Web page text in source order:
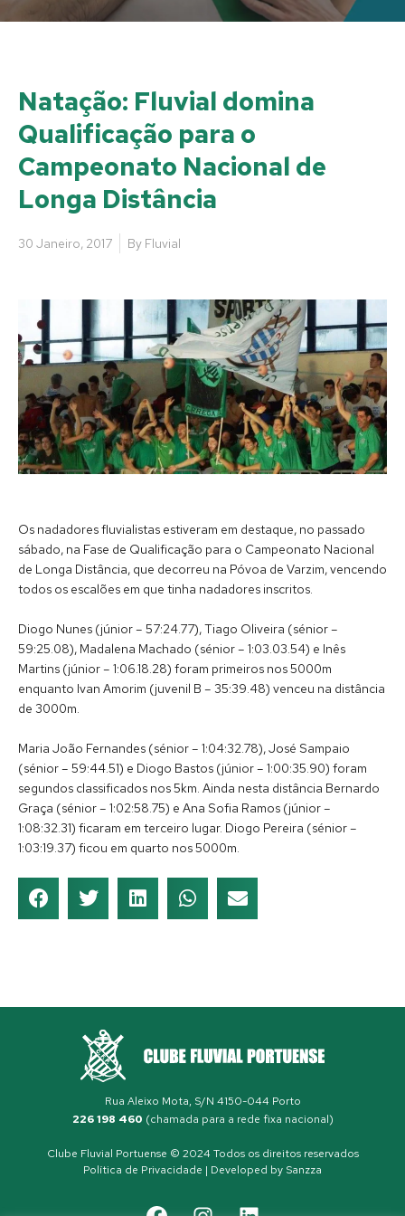
Natação: Fluvial domina
Qualificação para o
Campeonato Nacional de
Longa Distância
30 Janeiro, 2017 By Fluvial
Os nadadores fluvialistas estiveram em destaque, no passado
sábado, na Fase de Qualificação para o Campeonato Nacional
de Longa Distância, que decorreu na Póvoa de Varzim, vencendo
todos os escalões em que tinha nadadores inscritos.
Diogo Nunes (júnior – 57:24.77), Tiago Oliveira (sénior –
59:25.08), Madalena Machado (sénior – 1:03.03.54) e Inês
Martins (júnior – 1:06.18.28) foram primeiros nos 5000m
enquanto Ivan Amorim (juvenil B – 35:39.48) venceu na distância
de 3000m.
Maria João Fernandes (sénior – 1:04:32.78), José Sampaio
(sénior – 59:44.51) e Diogo Bastos (júnior – 1:00:35.90) foram
segundos classificados nos 5km. Ainda nesta distância Bernardo
Graça (sénior – 1:02:58.75) e Ana Sofia Ramos (júnior –
1:08:32.31) ficaram em terceiro lugar. Diogo Pereira (sénior –
1:03:19.37) ficou em quarto nos 5000m.
Rua Aleixo Mota, S/N 4150-044 Porto
226 198 460 (chamada para a rede fixa nacional)
Clube Fluvial Portuense © 2024 Todos os direitos reservados
Política de Privacidade | Developed by Sanzza